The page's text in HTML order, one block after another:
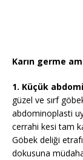
Karın germe
1. Küçük
güzel ve sırf
abdominoplasti
cerrahi kesi tam
Göbek deliği
dokusuna